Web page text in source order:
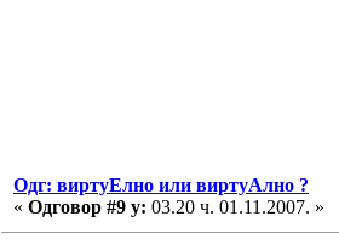
Одг: виртуЕлно или виртуАлно ?
« Одговор #9 у: 03.20 ч. 01.11.2007. »